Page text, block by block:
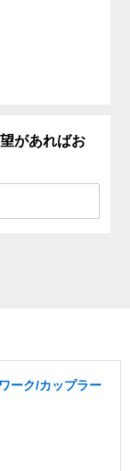
があればお
ーク/カップラー